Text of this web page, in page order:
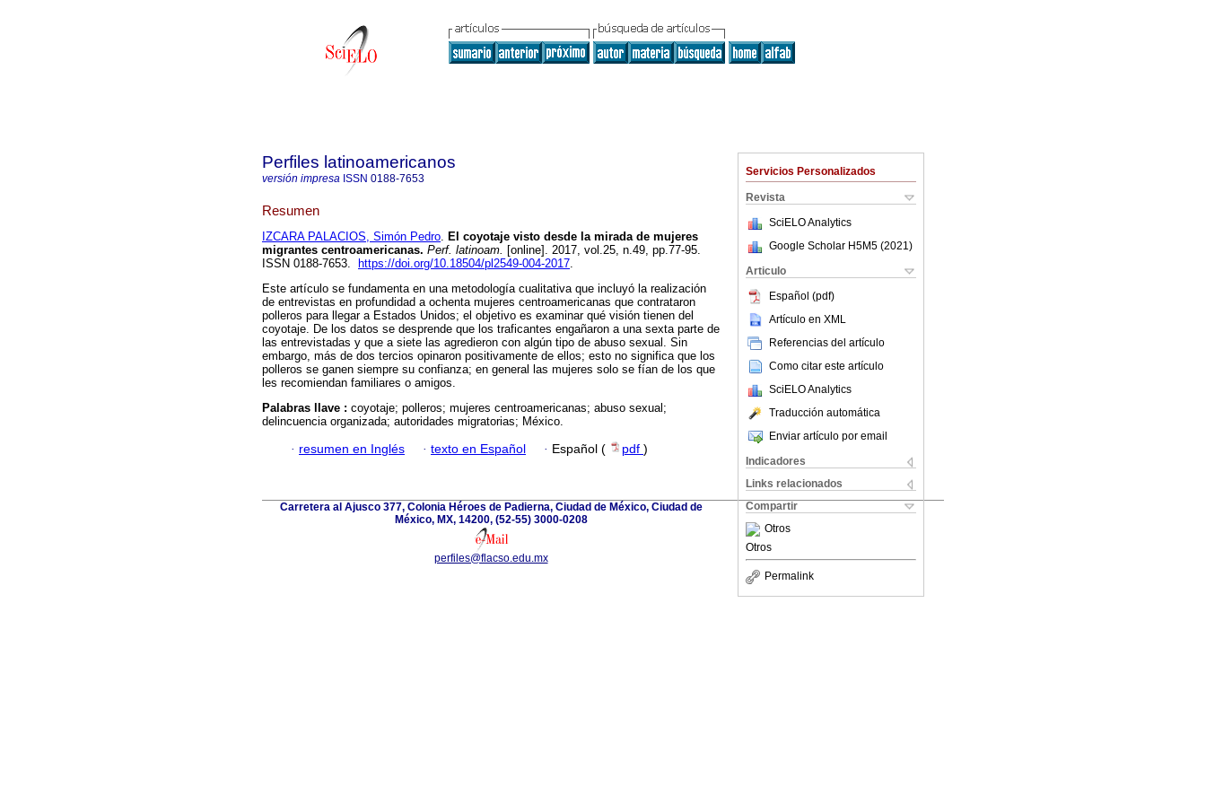
Servicios Personalizados
Revista
SciELO Analytics
Google Scholar H5M5 (2021 )
Articulo
Español (pdf)
Artículo en XML
Referencias del artículo
Como citar este artículo
SciELO Analytics
Traducción automática
Enviar artículo por email
Indicadores
Links relacionados
Compartir
Otros
Otros
Permalink
Perfiles latinoamericanos
versión impresa ISSN 0188-7653
Resumen
IZCARA PALACIOS, Simón Pedro. El coyotaje visto desde la mirada de mujeres
migrantes centroamericanas. Perf. latinoam. [online]. 2017, vol.25, n.49, pp.77-95.
ISSN 0188-7653.
https://doi.org/10.18504/pl2549-004-2017.
Este artículo se fundamenta en una metodología cualitativa que incluyó la realización
de entrevistas en profundidad a ochenta mujeres centroamericanas que contrataron
polleros para llegar a Estados Unidos; el objetivo es examinar qué visión tienen del
coyotaje. De los datos se desprende que los traficantes engañaron a una sexta parte de
las entrevistadas y que a siete las agredieron con algún tipo de abuso sexual. Sin
embargo, más de dos tercios opinaron positivamente de ellos; esto no significa que los
polleros se ganen siempre su confianza; en general las mujeres solo se fían de los que
les recomiendan familiares o amigos.
Palabras llave : coyotaje; polleros; mujeres centroamericanas; abuso sexual;
delincuencia organizada; autoridades migratorias; México.
· resumen en Inglés · texto en Español · Español ( pdf )
Carretera al Ajusco 377, Colonia Héroes de Padierna, Ciudad de México, Ciudad de
México, MX, 14200, (52-55) 3000-0208
perfiles@flacso.edu.mx